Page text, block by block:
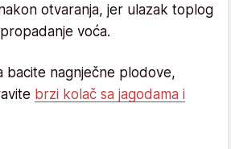
otvaranja, jer ulazak toplog
voća.
bacite nagnječne plodove,
brzi kolač sa jagodama i